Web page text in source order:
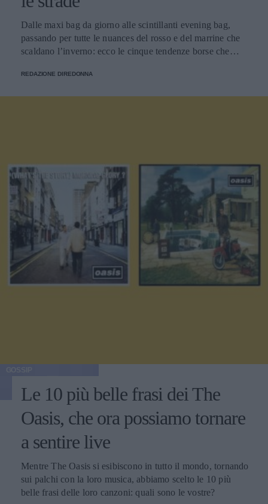
Dalle maxi bag da giorno alle scintillanti evening bag,
passando per tutte le nuances del rosso e del marrine che
scaldano l’inverno: ecco le cinque tendenze borse che
REDAZIONE DIREDONNA
Le 10 più belle frasi dei The
Oasis, che ora possiamo tornare
a sentire live
Mentre The Oasis si esibiscono in tutto il mondo, tornando
sui palchi con la loro musica, abbiamo scelto le 10 più
belle frasi delle loro canzoni: quali sono le vostre?